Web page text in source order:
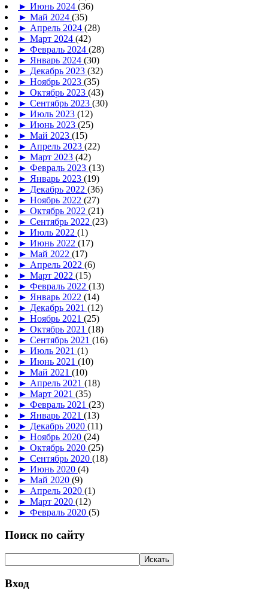
► Июнь 2024 (36)
► Май 2024 (35)
► Апрель 2024 (28)
► Март 2024 (42)
► Февраль 2024 (28)
► Январь 2024 (30)
► Декабрь 2023 (32)
► Ноябрь 2023 (35)
► Октябрь 2023 (43)
► Сентябрь 2023 (30)
► Июль 2023 (12)
► Июнь 2023 (25)
► Май 2023 (15)
► Апрель 2023 (22)
► Март 2023 (42)
► Февраль 2023 (13)
► Январь 2023 (19)
► Декабрь 2022 (36)
► Ноябрь 2022 (27)
► Октябрь 2022 (21)
► Сентябрь 2022 (23)
► Июль 2022 (1)
► Июнь 2022 (17)
► Май 2022 (17)
► Апрель 2022 (6)
► Март 2022 (15)
► Февраль 2022 (13)
► Январь 2022 (14)
► Декабрь 2021 (12)
► Ноябрь 2021 (25)
► Октябрь 2021 (18)
► Сентябрь 2021 (16)
► Июль 2021 (1)
► Июнь 2021 (10)
► Май 2021 (10)
► Апрель 2021 (18)
► Март 2021 (35)
► Февраль 2021 (23)
► Январь 2021 (13)
► Декабрь 2020 (11)
► Ноябрь 2020 (24)
► Октябрь 2020 (25)
► Сентябрь 2020 (18)
► Июнь 2020 (4)
► Май 2020 (9)
► Апрель 2020 (1)
► Март 2020 (12)
► Февраль 2020 (5)
Поиск по сайту
Вход